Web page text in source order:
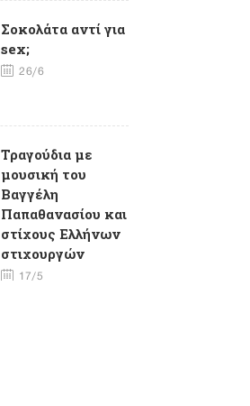
Σοκολάτα αντί για
sex;
26/6
Τραγούδια με
μουσική του
Βαγγέλη
Παπαθανασίου και
στίχους Eλλήνων
στιχουργών
17/5